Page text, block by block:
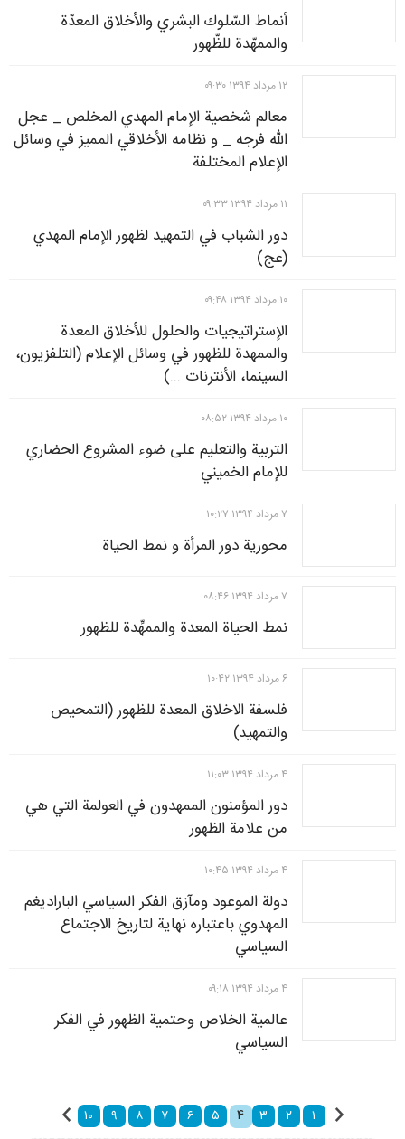
أنماط السّلوك البشري والأخلاق المعدّة
والممهّدة للظّهور
۱۲ مرداد ۱۳۹۴ ۰۹:۳۰
معالم شخصية الإمام المهدي المخلص _ عجل
الله فرجه _ و نظامه الأخلاقي المميز في وسائل
الإعلام المختلفة
۱۱ مرداد ۱۳۹۴ ۰۹:۳۳
دور الشباب في التمهيد لظهور الإمام المهدي
(عج)
۱۰ مرداد ۱۳۹۴ ۰۹:۴۸
الإستراتيجيات والحلول للأخلاق المعدة
والممهدة للظهور في وسائل الإعلام (التلفزيون،
السينما، الأنترنات ...)
۱۰ مرداد ۱۳۹۴ ۰۸:۵۲
التربية والتعليم على ضوء المشروع الحضاري
للإمام الخميني
۷ مرداد ۱۳۹۴ ۱۰:۲۷
محورية دور المرأة و نمط الحياة
۷ مرداد ۱۳۹۴ ۰۸:۴۶
نمط الحياة المعدة والممهِّدة للظهور
۶ مرداد ۱۳۹۴ ۱۰:۴۲
فلسفة الاخلاق المعدة للظهور (التمحيص
والتمهيد)
۴ مرداد ۱۳۹۴ ۱۱:۰۳
دور المؤمنون الممهدون في العولمة التي هي
من علامة الظهور
۴ مرداد ۱۳۹۴ ۱۰:۴۵
دولة الموعود ومآزق الفكر السياسي الباراديغم
المهدوي باعتباره نهاية لتاريخ الاجتماع
السياسي
۴ مرداد ۱۳۹۴ ۰۹:۱۸
عالمية الخلاص وحتمية الظهور في الفكر
السياسي
۱ ۲ ۳ ۴ ۵ ۶ ۷ ۸ ۹ ۱۰